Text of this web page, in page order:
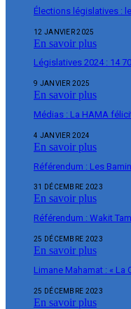
Élections législatives :
12 JANVIER 2025
En savoir plus
Législatives 2024 : 14
9 JANVIER 2025
En savoir plus
Médias : La HAMA
4 JANVIER 2024
En savoir plus
Référendum : Les
31 DÉCEMBRE 2023
En savoir plus
Référendum : Wakit
25 DÉCEMBRE 2023
En savoir plus
Limane Mahamat : « La
25 DÉCEMBRE 2023
En savoir plus